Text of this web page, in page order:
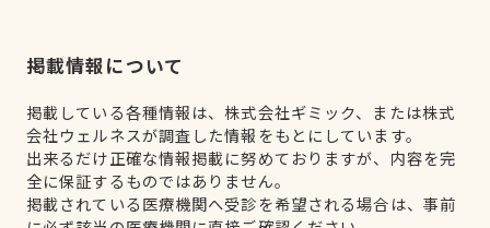
掲載情報について
掲載している各種情報は、株式会社ギミック、または株式
会社ウェルネスが調査した情報をもとにしています。
出来るだけ正確な情報掲載に努めておりますが、内容を完
全に保証するものではありません。
掲載されている医療機関へ受診を希望される場合は、事前